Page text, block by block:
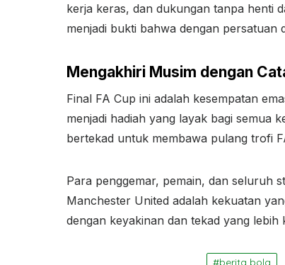
kerja keras, dan dukungan tanpa henti
menjadi bukti bahwa dengan persatuan
Mengakhiri Musim dengan
Final FA Cup ini adalah kesempatan
menjadi hadiah yang layak bagi semua
bertekad untuk membawa pulang trofi
Para penggemar, pemain, dan seluruh
Manchester United adalah kekuatan
dengan keyakinan dan tekad yang lebih
berita bola